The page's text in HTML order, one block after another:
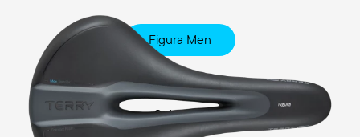
Figura Men
Fitness
Ergofoam-Schaum Polsterung